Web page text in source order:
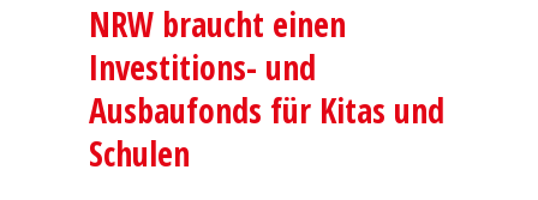
NRW braucht einen
Investitions- und
Ausbaufonds für Kitas und
Schulen